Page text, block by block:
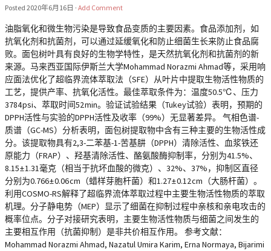
Posted 2020年6月16日 · Add Comment
油脂氧化和微生物污染是导致食品变质的主要因素。食品添加剂，如
抗氧化剂和抗菌剂，可以通过延缓氧化和防止细菌生长来防止食品腐
败。面包树叶具有良好的生物学特性，是天然抗氧化剂和抗菌剂的新
来源。马来西亚国际伊斯兰大学Mohammad Norazmi Ahmad等，采用响
应面法优化了超临界流体萃取法（SFE）从叶片中提取生物活性物质的
工艺，提供产率、抗氧化活性。最佳萃取条件为：温度50.5℃、压力
3784 psi、萃取时间52 min。验证试验结果（Tukey试验）表明，预期的
DPPH活性与实验的DPPH活性及收率（99%）无显著差异。 气相色谱-
质谱（GC-MS）分析表明，面包树提取物中含有三种主要的生物活性成
分。该提取物具有2,3-二苯基-1-苦基肼（DPPH）清除活性、血浆铁还
原能力（FRAP）、羟基清除活性、酪氨酸酶抑制率，分别为41.5%、
8.15 ± 1.31毫克（相当于抗坏血酸的微克）、32%、37%，抑制区直径
分别为0.766 ± 0.06 cm（蜡样芽胞杆菌）和1.27 ± 0.12 cm（大肠杆菌）。
利用COSMO-RS解释了超临界流体萃取过程中主要生物活性物质的萃取
机理。分子静电势（MEP）显示了细菌在抑制过程中亲核和亲电攻击的
概率位点。分子对接研究表明，主要生物活性物质与细菌之间发生的
主要相互作用（抗菌抑制）是非共价相互作用。 参考文献：
Mohammad Norazmi Ahmad, Nazatul Umira Karim, Erna Normaya, Bijarimi